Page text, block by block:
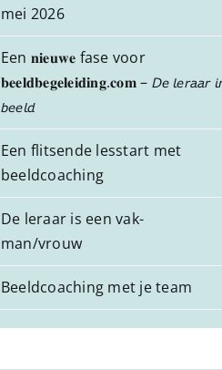
mei 2026
Een 𝐧𝐢𝐞𝐮𝐰𝐞 fase voor
𝐛𝐞𝐞𝐥𝐝𝐛𝐞𝐠𝐞𝐥𝐞𝐢𝐝𝐢𝐧𝐠.𝐜𝐨𝐦 – 𝘋𝘦 𝘭𝘦𝘳𝘢𝘢𝘳
𝘣𝘦𝘦𝘭𝘥
Een flitsende lesstart met
beeldcoaching
De leraar is een vak-
man/vrouw
Beeldcoaching met je team